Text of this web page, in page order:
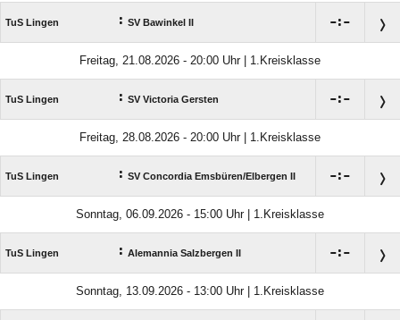
TuS Lingen : SV Bawinkel II :
Freitag, 21.08.2026 - 20:00 Uhr | 1.Kreisklasse
TuS Lingen : SV Victoria Gersten :
Freitag, 28.08.2026 - 20:00 Uhr | 1.Kreisklasse
TuS Lingen : SV Concordia Emsbüren/​Elbergen II :
Sonntag, 06.09.2026 - 15:00 Uhr | 1.Kreisklasse
TuS Lingen : Alemannia Salzbergen II :
Sonntag, 13.09.2026 - 13:00 Uhr | 1.Kreisklasse